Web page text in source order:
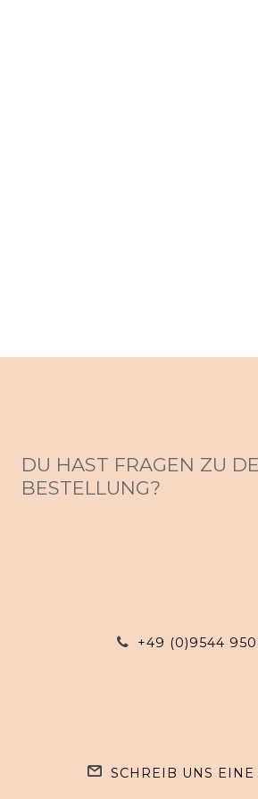
DU HAST FRAGEN ZU
BESTELLUNG?
+49 (0)9544
SCHREIB UNS